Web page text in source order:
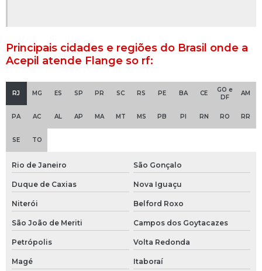
Válvula globo flangeada
Válvula sanitária
Válvula sanitária anti retorno
Válvula solenoide 1 2
Válvulas sanitárias inox
Abraçadeira tc com luva
Abraçadeira tc inox
Adaptador mangueira
Adaptador mangueira 3 4
Principais cidades e regiões do Brasil onde a
Acepil atende Flange so rf:
RJ MG ES SP PR SC RS PE BA CE
GO e
DF
AM
PA AC AL AP MA MT MS PB PI RN RO RR
SE TO
Rio de Janeiro São Gonçalo
Duque de Caxias Nova Iguaçu
Niterói Belford Roxo
São João de Meriti Campos dos Goytacazes
Petrópolis Volta Redonda
Magé Itaboraí